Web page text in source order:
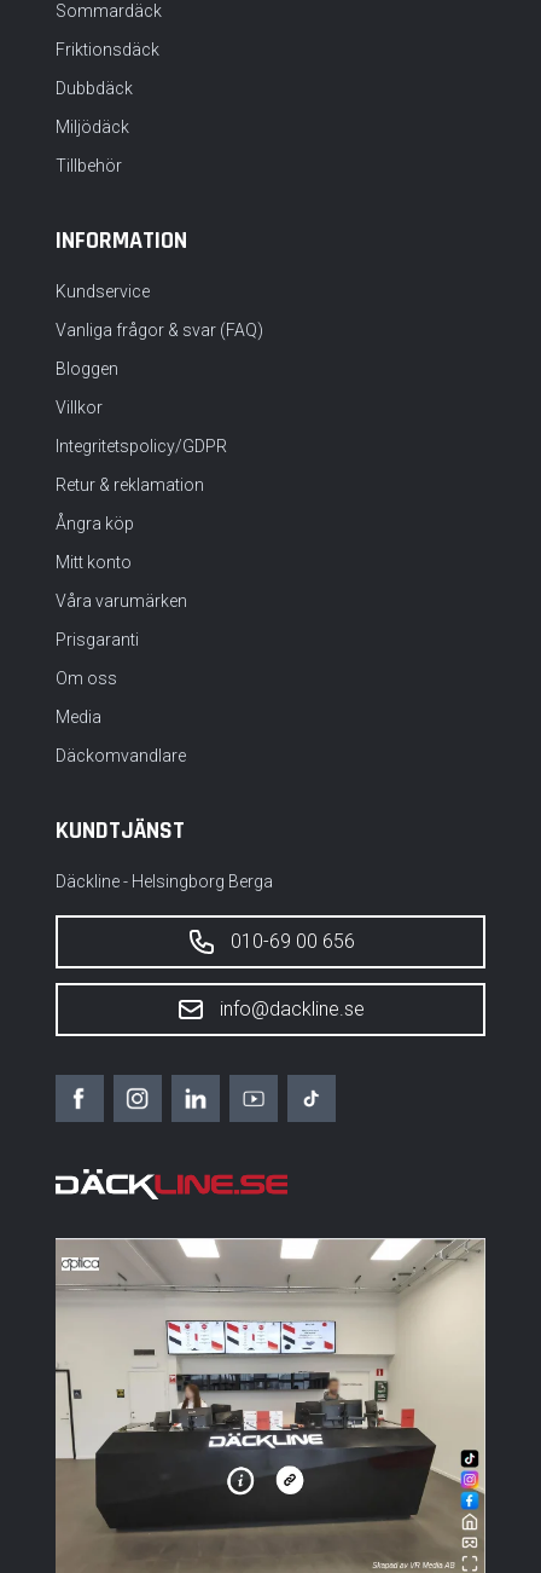
Sommardäck
Friktionsdäck
Dubbdäck
Miljödäck
Tillbehör
INFORMATION
Kundservice
Vanliga frågor & svar (FAQ)
Bloggen
Villkor
Integritetspolicy/GDPR
Retur & reklamation
Ångra köp
Mitt konto
Våra varumärken
Prisgaranti
Om oss
Media
Däckomvandlare
KUNDTJÄNST
Däckline - Helsingborg Berga
010-69 00 656
info@dackline.se